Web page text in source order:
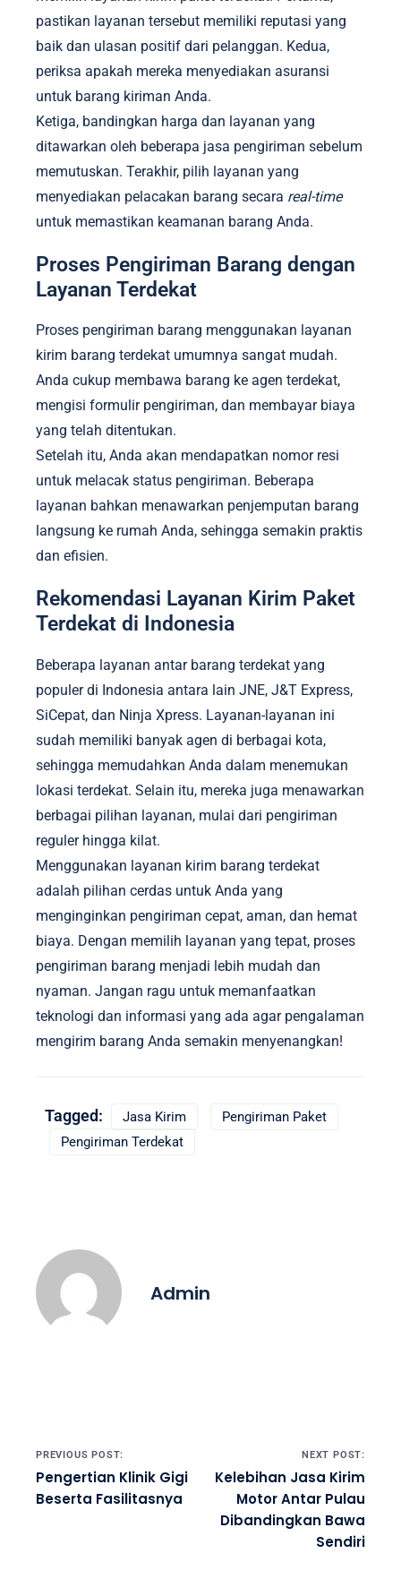
pastikan layanan tersebut memiliki reputasi yang
baik dan ulasan positif dari pelanggan. Kedua,
periksa apakah mereka menyediakan asuransi
untuk barang kiriman Anda.
Ketiga, bandingkan harga dan layanan yang
ditawarkan oleh beberapa jasa pengiriman sebelum
memutuskan. Terakhir, pilih layanan yang
menyediakan pelacakan barang secara real-time
untuk memastikan keamanan barang Anda.
Proses Pengiriman Barang dengan
Layanan Terdekat
Proses pengiriman barang menggunakan layanan
kirim barang terdekat umumnya sangat mudah.
Anda cukup membawa barang ke agen terdekat,
mengisi formulir pengiriman, dan membayar biaya
yang telah ditentukan.
Setelah itu, Anda akan mendapatkan nomor resi
untuk melacak status pengiriman. Beberapa
layanan bahkan menawarkan penjemputan barang
langsung ke rumah Anda, sehingga semakin praktis
dan efisien.
Rekomendasi Layanan Kirim Paket
Terdekat di Indonesia
Beberapa layanan antar barang terdekat yang
populer di Indonesia antara lain JNE, J&T Express,
SiCepat, dan Ninja Xpress. Layanan-layanan ini
sudah memiliki banyak agen di berbagai kota,
sehingga memudahkan Anda dalam menemukan
lokasi terdekat. Selain itu, mereka juga menawarkan
berbagai pilihan layanan, mulai dari pengiriman
reguler hingga kilat.
Menggunakan layanan kirim barang terdekat
adalah pilihan cerdas untuk Anda yang
menginginkan pengiriman cepat, aman, dan hemat
biaya. Dengan memilih layanan yang tepat, proses
pengiriman barang menjadi lebih mudah dan
nyaman. Jangan ragu untuk memanfaatkan
teknologi dan informasi yang ada agar pengalaman
mengirim barang Anda semakin menyenangkan!
Tagged: Jasa Kirim
Pengiriman Paket
Pengiriman Terdekat
Admin
Post navigation
PREVIOUS POST:
Pengertian Klinik Gigi
Beserta Fasilitasnya
NEXT POST:
Kelebihan Jasa Kirim
Motor Antar Pulau
Dibandingkan Bawa
Sendiri